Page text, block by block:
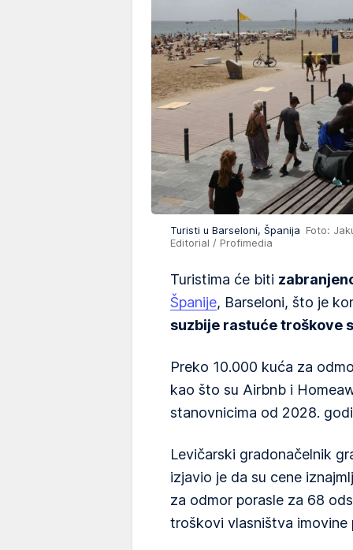
Turisti u Barseloni, Španija Foto:
Editorial / Profimedia
Turistima će biti
Španije, Barseloni, što je
suzbije rastuće troškove
Preko 10.000 kuća za
kao što su Airbnb i
stanovnicima od 2028.
Levičarski gradonačelnik
izjavio je da su cene
za odmor porasle za 68
troškovi vlasništva